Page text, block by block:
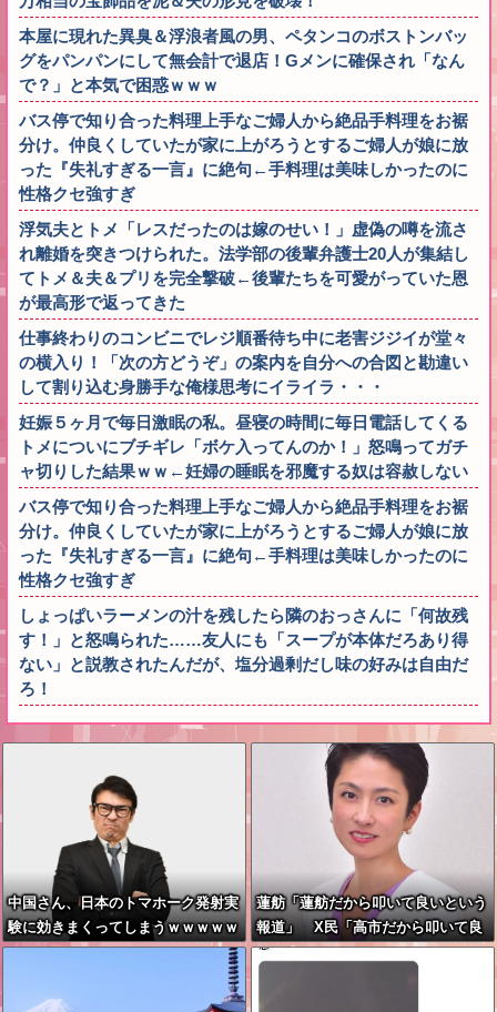
本屋に現れた異臭＆浮浪者風の男、ペタンコのボストンバッ
グをパンパンにして無会計で退店！Gメンに確保され「なん
で？」と本気で困惑ｗｗｗ
バス停で知り合った料理上手なご婦人から絶品手料理をお裾
分け。仲良くしていたが家に上がろうとするご婦人が娘に放
った『失礼すぎる一言』に絶句←手料理は美味しかったのに
性格クセ強すぎ
浮気夫とトメ「レスだったのは嫁のせい！」虚偽の噂を流さ
れ離婚を突きつけられた。法学部の後輩弁護士20人が集結し
てトメ＆夫＆プリを完全撃破←後輩たちを可愛がっていた恩
が最高形で返ってきた
仕事終わりのコンビニでレジ順番待ち中に老害ジジイが堂々
の横入り！「次の方どうぞ」の案内を自分への合図と勘違い
して割り込む身勝手な俺様思考にイライラ・・・
妊娠５ヶ月で毎日激眠の私。昼寝の時間に毎日電話してくる
トメについにブチギレ「ボケ入ってんのか！」怒鳴ってガチ
ャ切りした結果ｗｗ←妊婦の睡眠を邪魔する奴は容赦しない
バス停で知り合った料理上手なご婦人から絶品手料理をお裾
分け。仲良くしていたが家に上がろうとするご婦人が娘に放
った『失礼すぎる一言』に絶句←手料理は美味しかったのに
性格クセ強すぎ
しょっぱいラーメンの汁を残したら隣のおっさんに「何故残
す！」と怒鳴られた……友人にも「スープが本体だろあり得
ない」と説教されたんだが、塩分過剰だし味の好みは自由だ
ろ！
中国さん、日本のトマホーク発射実
験に効きまくってしまうｗｗｗｗｗ
蓮舫「蓮舫だから叩いて良いという
報道」 X民「高市だから叩いて良
いをやってるのがお前だろ」